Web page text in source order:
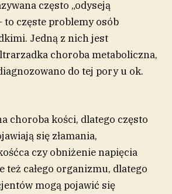
często „odyseją
to częste problemy osób
Jedną z nich jest
choroba metaboliczna,
do tej pory u ok.
choroba kości, dlatego często
się złamania,
czy obniżenie napięcia
też całego organizmu, dlatego
mogą pojawić się